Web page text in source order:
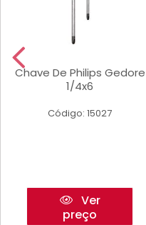
Chave De Philips Gedore
1/4x6
Código: 15027
Ver
preço